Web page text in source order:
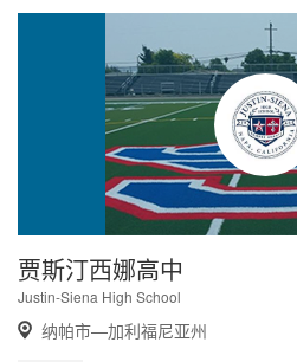
贾斯汀西娜高中
Justin-Siena High School
纳帕市—加利福尼亚州